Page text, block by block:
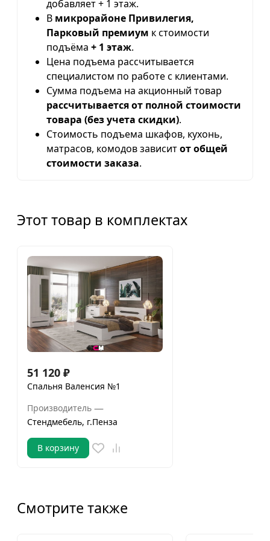
добавляет + 1 этаж.
В микрорайоне Привилегия,
Парковый премиум к стоимости
подъёма + 1 этаж.
Цена подъема рассчитывается
специалистом по работе с клиентами.
Сумма подъема на акционный товар
рассчитывается от полной стоимости
товара (без учета скидки).
Стоимость подъема шкафов, кухонь,
матрасов, комодов зависитот общей
стоимости заказа.
Этот товар в комплектах
51 120 ₽
Спальня Валенсия №1
Производитель —
Стендмебель, г.Пенза
В корзину
Смотрите также